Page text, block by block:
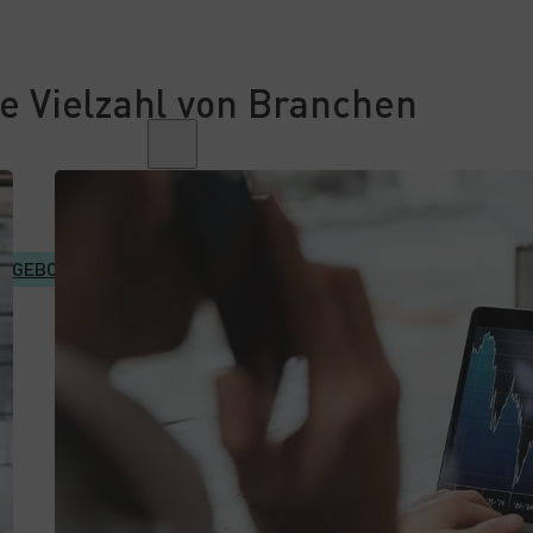
Suche auf der
Suchen
ENGLISCH
DEUTSCH
UNGARISCH
JAPANISCH
Vielzahl von Branchen